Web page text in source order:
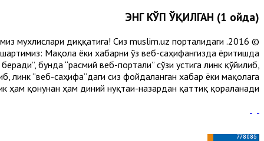
ЭНГ КЎП ЎҚИЛГАН (1 ойда)
мухлислари диққатига! Сиз muslim.uz порталидаги
Мақола ёки хабарни ўз веб-саҳифангизда ёритишда
бунда “расмий веб-портали” сўзи устига линк қўйилиб,
линк “веб-саҳифа”даги сиз фойдаланган хабар ёки мақолага
ҳам қонунан ҳам диний нуқтаи-назардан қаттиқ қораланади.